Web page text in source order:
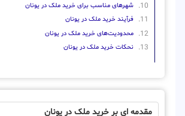
شهرهای مناسب برای خرید ملک در یونان
فرآیند خرید ملک در یونان
محدودیت‌های خرید ملک در یونان
نحکات خرید ملک در یونان
مقدمه ای بر خرید ملک در یونان